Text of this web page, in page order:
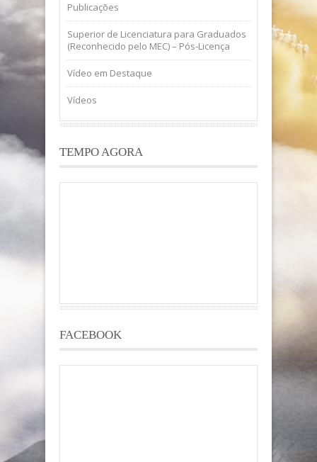
Publicações
Superior de Licenciatura para Graduados
(Reconhecido pelo MEC) – Pós-Licença
Vídeo em Destaque
Vídeos
TEMPO AGORA
FACEBOOK